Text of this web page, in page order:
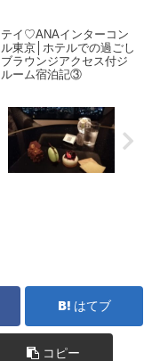
イ♡ANAインターコン
東京│ホテルでの過ごし
ラウンジアクセス付ジ
ルーム宿泊記③
はてブ
コピー